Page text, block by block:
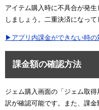
アイテム購入時に不具合が発
しましょう。二重決済になって
▶アプリ内課金ができない時の
課金額の確認方法
ジェム購入画面の「ジェム取
訳が確認可能です。また、課金